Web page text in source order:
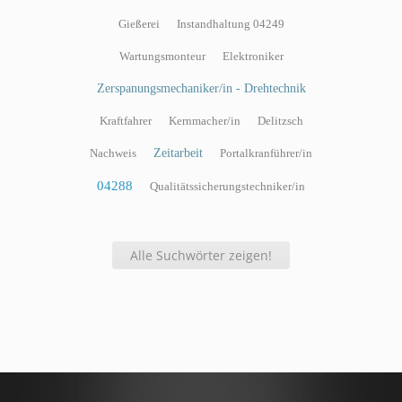
Gießerei Instandhaltung 04249
Wartungsmonteur Elektroniker
Zerspanungsmechaniker/in - Drehtechnik
Kraftfahrer Kernmacher/in Delitzsch
Nachweis Zeitarbeit Portalkranführer/in
04288 Qualitätssicherungstechniker/in
Alle Suchwörter zeigen!